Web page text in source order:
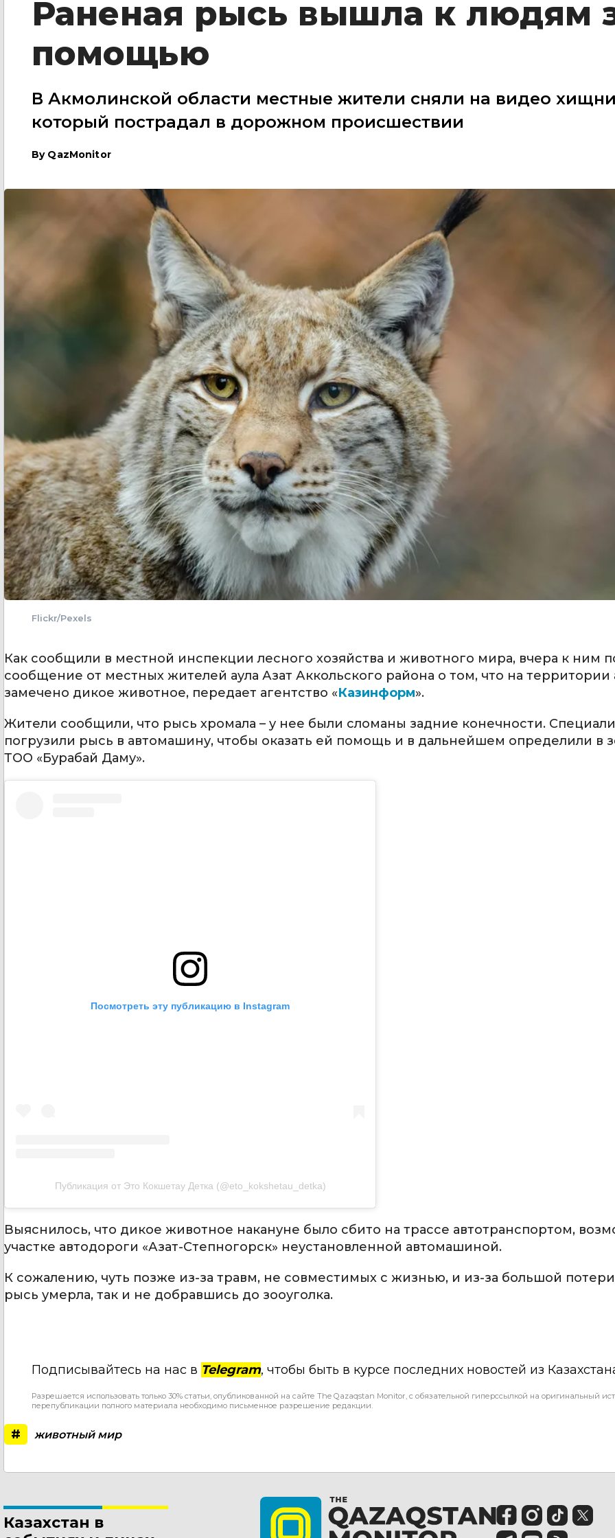
Раненая рысь вышла к людям
помощью
В Акмолинской области местные жители сняли на видео
который пострадал в дорожном происшествии
By QazMonitor
Flickr/Pexels
Как сообщили в местной инспекции лесного хозяйства и животного мира, вчера к ним
сообщение от местных жителей аула Азат Аккольского района о том, что на территории
замечено дикое животное, передает агентство «Казинформ».
Жители сообщили, что рысь хромала – у нее были сломаны задние конечности.
погрузили рысь в автомашину, чтобы оказать ей помощь и в дальнейшем определили в
ТОО «Бурабай Даму».
Посмотреть эту публикацию в Instagram
Публикация от Это Кокшетау Детка (@eto_kokshetau_detka)
Выяснилось, что дикое животное накануне было сбито на трассе автотранспортом,
участке автодороги «Азат-Степногорск» неустановленной автомашиной.
К сожалению, чуть позже из-за травм, не совместимых с жизнью, и из-за большой
рысь умерла, так и не добравшись до зооуголка.
Подписывайтесь на нас в Telegram, чтобы быть в курсе последних новостей из
Разрешается использовать только 30% статьи, опубликованной на сайте The Qazaqstan Monitor, с обязательной гиперссылкой на оригинальный
перепубликации полного материала необходимо письменное разрешение редакции.
# животный мир
Казахстан в